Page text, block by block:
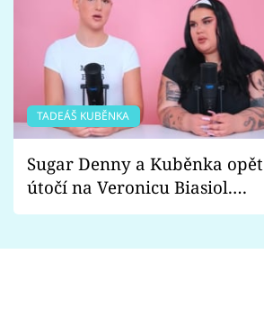
TADEÁŠ KUBĚNKA
Sugar Denny a Kuběnka opět
útočí na Veronicu Biasiol.
Proč je podle nich falešná a